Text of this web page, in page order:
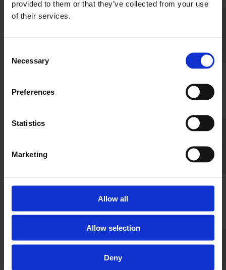
provided to them or that they’ve collected from your use
of their services.
Selection
Necessary
Preferences
Statistics
Marketing
Allow all
Allow selection
Deny
ELWS AS
(UNDERAVDELING)
FESTNINGSBAKERIET AS